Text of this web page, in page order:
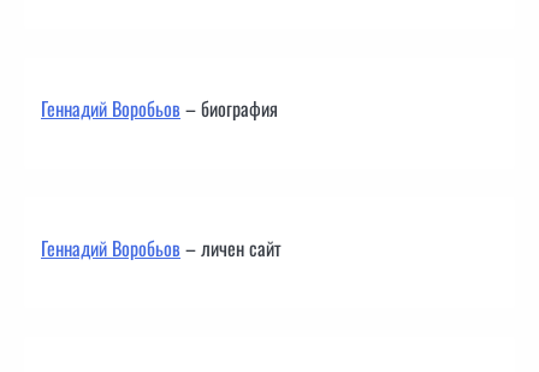
Геннадий Воробьов– биография
Геннадий Воробьов– личен сайт